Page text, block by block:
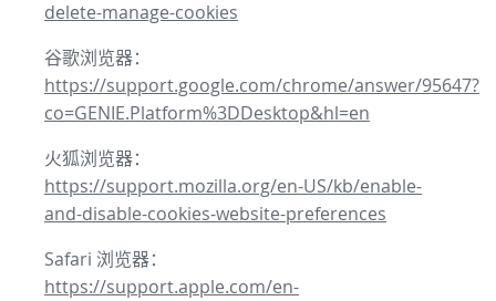
delete-manage-cookies
谷歌浏览器：
https://support.google.com/chrome/answer/95647?
co=GENIE.Platform%3DDesktop&hl=en
火狐浏览器：
https://support.mozilla.org/en-US/kb/enable-
and-disable-cookies-website-preferences
Safari 浏览器：
https://support.apple.com/en-